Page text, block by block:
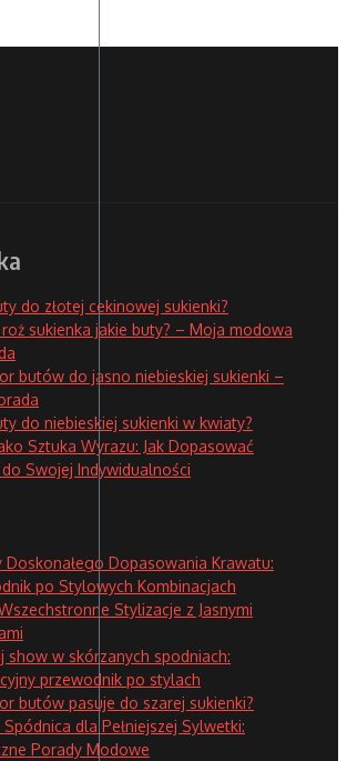
do złotej cekinowej sukienki?
sukienka jakie buty? – Moja modowa
butów do jasno niebieskiej sukienki –
do niebieskiej sukienki w kwiaty?
Sztuka Wyrazu: Jak Dopasować
Swojej Indywidualności
Doskonałego Dopasowania Krawatu:
po Stylowych Kombinacjach
Stylizacje z Jasnymi
show w skórzanych spodniach:
przewodnik po stylach
butów pasuje do szarej sukienki?
dla Pełniejszej Sylwetki:
Porady Modowe